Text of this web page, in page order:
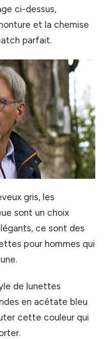
ci-dessus,
et la chemise
parfait.
gris, les
sont un choix
ce sont des
pour hommes qui
de lunettes
en acétate bleu
cette couleur qui